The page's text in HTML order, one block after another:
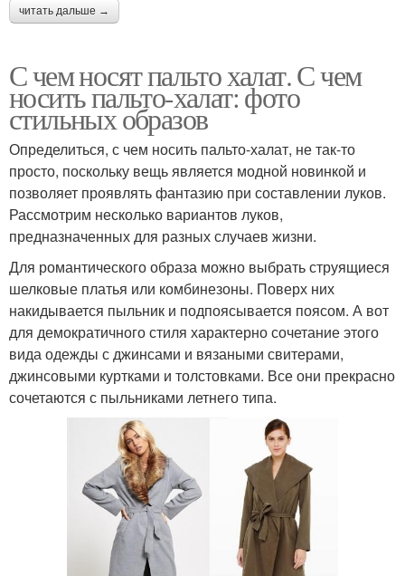
читать дальше →
С чем носят пальто халат. С чем
носить пальто-халат: фото
стильных образов
Определиться, с чем носить пальто-халат, не так-то
просто, поскольку вещь является модной новинкой и
позволяет проявлять фантазию при составлении луков.
Рассмотрим несколько вариантов луков,
предназначенных для разных случаев жизни.
Для романтического образа можно выбрать струящиеся
шелковые платья или комбинезоны. Поверх них
накидывается пыльник и подпоясывается поясом. А вот
для демократичного стиля характерно сочетание этого
вида одежды с джинсами и вязаными свитерами,
джинсовыми куртками и толстовками. Все они прекрасно
сочетаются с пыльниками летнего типа.